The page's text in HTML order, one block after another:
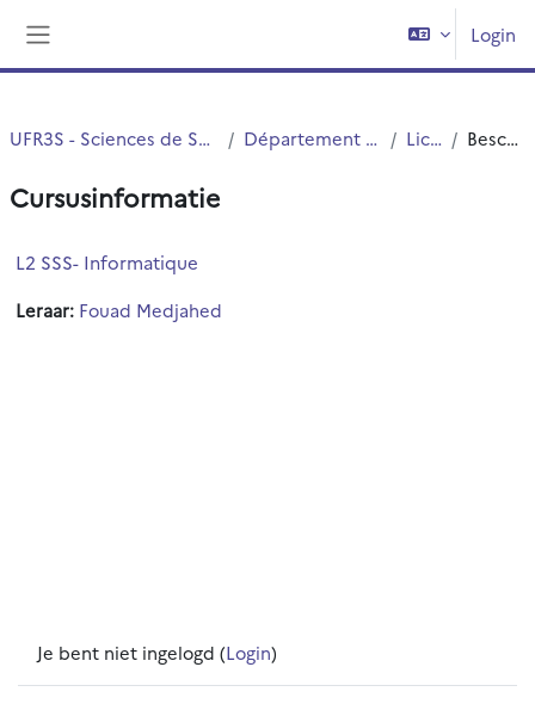
Login
UFR3S - Sciences de Santé et du Sport Département UFR3S - ILIS Licence Beschrijving
Cursusinformatie
L2 SSS- Informatique
Leraar: Fouad Medjahed
Je bent niet ingelogd (Login)